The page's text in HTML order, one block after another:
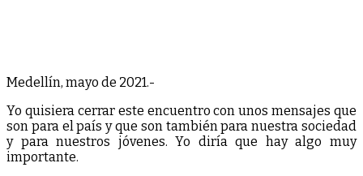
Medellín, mayo de 2021.-
Yo quisiera cerrar este encuentro con unos mensajes que
son para el país y que son también para nuestra sociedad
y para nuestros jóvenes. Yo diría que hay algo muy
importante.